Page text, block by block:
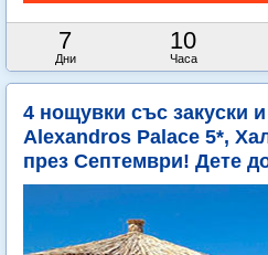
7
Дни
10
Часа
4 нощувки със закуски
Alexandros Palace 5*,
през Септември! Дете